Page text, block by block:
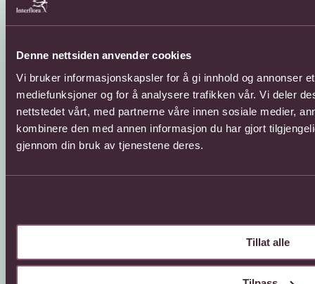
Denne nettsiden anvender cookies
Vi bruker informasjonskapsler for å gi innhold og annonser
mediefunksjoner og for å analysere trafikken vår. Vi deler
nettstedet vårt, med partnerne våre innen sosiale medier,
kombinere den med annen informasjon du har gjort
gjennom din bruk av tjenestene deres.
Tillat alle
Facebook
Instagram
YouTube
© 2026 Interflora Norge SA
Billingstadsletta 13, 1396 Billingstad